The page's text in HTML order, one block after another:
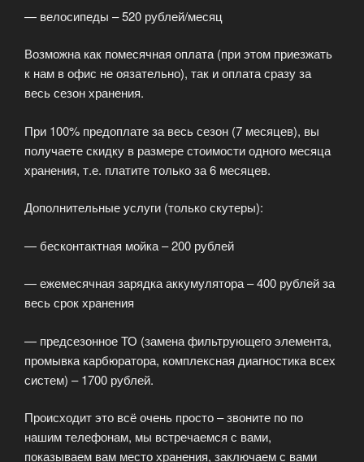
— велосипеды – 520 рублей/месяц
Возможна как помесячная оплата (при этом приезжать
к нам в офис не оязательно), так и оплата сразу за
весь сезон хранения.
При 100% предоплате за весь сезон (7 месяцев), вы
получаете скидку в размере стоимости одного месяца
хранения, т.е. платите только за 6 месяцев.
Дополнительные услуги (только скутеры):
— бесконтактная мойка – 200 рублей
— ежемесячная зарядка аккумулятора – 400 рублей за
весь срок хранения
— предсезонное ТО (замена фильтрующего элемента,
промывка карбюратора, комплексная диагностика всех
систем) – 1700 рублей.
Происходит это всё очень просто – звоните по по
нашим телефонам, мы встречаемся с вами,
показываем вам место хранения, заключаем с вами